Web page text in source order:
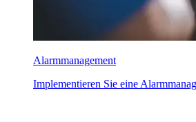
Alarmmanagement
Implementieren Sie eine